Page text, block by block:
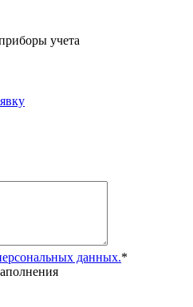
учета
данных.*